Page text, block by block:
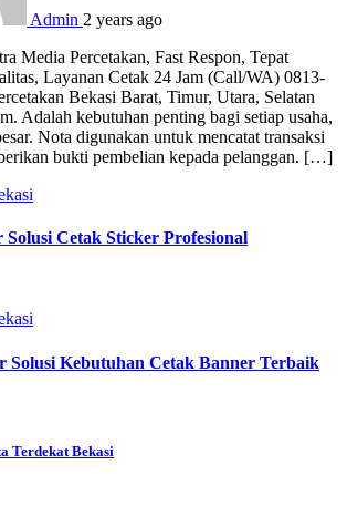
Admin 2 years ago
Media Percetakan, Fast Respon, Tepat
Layanan Cetak 24 Jam (Call/WA) 0813-
Bekasi Barat, Timur, Utara, Selatan
Adalah kebutuhan penting bagi setiap usaha,
Nota digunakan untuk mencatat transaksi
bukti pembelian kepada pelanggan. […]
Solusi Cetak Sticker Profesional
Solusi Kebutuhan Cetak Banner Terbaik
Terdekat Bekasi